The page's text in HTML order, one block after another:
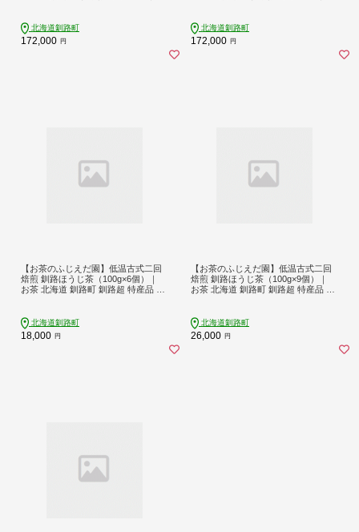
産品 br04
北海道釧路町
172,000 円
産品 br04
北海道釧路町
172,000 円
【お茶のふじえだ園】低温古式二回
焙煎 釧路ほうじ茶（100g×6個）｜
お茶 北海道 釧路町 釧路超 特産品 br
北海道釧路町
18,000 円
【お茶のふじえだ園】低温古式二回
焙煎 釧路ほうじ茶（100g×9個）｜
お茶 北海道 釧路町 釧路超 特産品 br
北海道釧路町
26,000 円